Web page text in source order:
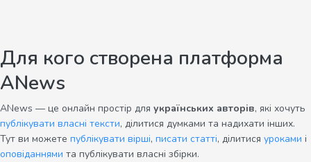
Для кого створена платформа
ANews
ANews — це онлайн простір для українських авторів, які хочуть
публікувати власні тексти, ділитися думками та надихати інших.
Тут ви можете публікувати вірші, писати статті, ділитися уроками і
оповіданнями та публікувати власні збірки.